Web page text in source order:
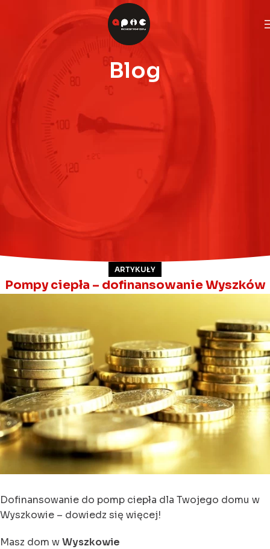
Blog
ARTYKUŁY
Pompy ciepła – dofinansowanie Wyszków
Dofinansowanie do pomp ciepła dla Twojego domu w
Wyszkowie – dowiedz się więcej!
Masz dom wWyszkowie